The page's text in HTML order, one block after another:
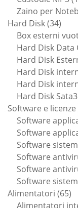
Zaino per
Hard Disk 3434
Box esterni
Hard Disk Data
Hard Disk
Hard Disk
Hard Disk
Hard Disk
Software e licenze
Software
Software
Software
Software
Software
Software
Alimentatori 6565
Alimentatori